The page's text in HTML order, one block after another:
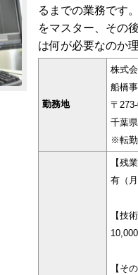
るまでの業務です
をマスター、その
は何が必要なのか
勤務地
株式
船橋
〒
千葉
※転勤
【残
有（
【技
【そ